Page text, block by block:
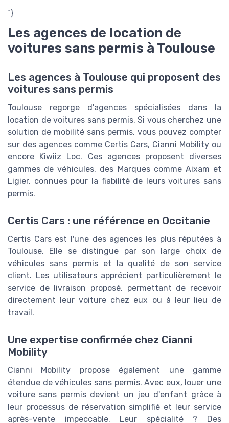
`}
Les agences de location de
voitures sans permis à Toulouse
Les agences à Toulouse qui proposent des
voitures sans permis
Toulouse regorge d'agences spécialisées dans la
location de voitures sans permis. Si vous cherchez une
solution de mobilité sans permis, vous pouvez compter
sur des agences comme Certis Cars, Cianni Mobility ou
encore Kiwiiz Loc. Ces agences proposent diverses
gammes de véhicules, des Marques comme Aixam et
Ligier, connues pour la fiabilité de leurs voitures sans
permis.
Certis Cars : une référence en Occitanie
Certis Cars est l'une des agences les plus réputées à
Toulouse. Elle se distingue par son large choix de
véhicules sans permis et la qualité de son service
client. Les utilisateurs apprécient particulièrement le
service de livraison proposé, permettant de recevoir
directement leur voiture chez eux ou à leur lieu de
travail.
Une expertise confirmée chez Cianni
Mobility
Cianni Mobility propose également une gamme
étendue de véhicules sans permis. Avec eux, louer une
voiture sans permis devient un jeu d'enfant grâce à
leur processus de réservation simplifié et leur service
après-vente impeccable. Leur spécialité ? Des